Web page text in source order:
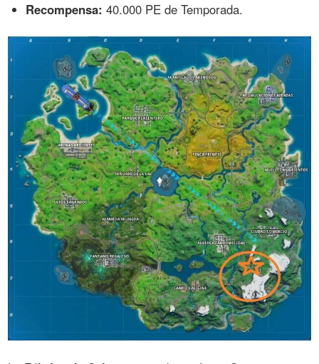
Recompensa: 40.000 PE de Temporada.